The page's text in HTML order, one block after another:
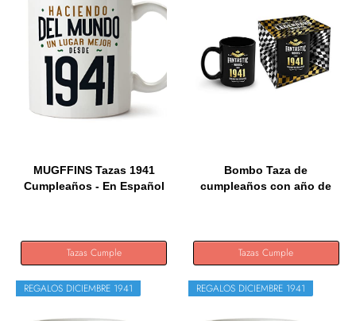
MUGFFINS Tazas 1941
Cumpleaños - En Español
Tazas Cumple
Bombo Taza de
cumpleaños con año de
Tazas Cumple
REGALOS DICIEMBRE 1941 REGALOS DICIEMBRE 1941